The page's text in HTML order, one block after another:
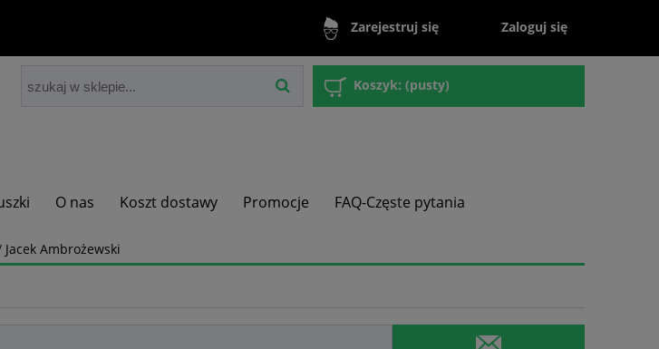
Zarejestruj się Zaloguj się
Koszyk: (pusty)
O nas Koszt dostawy Promocje FAQ-Częste pytania
Ambrożewski